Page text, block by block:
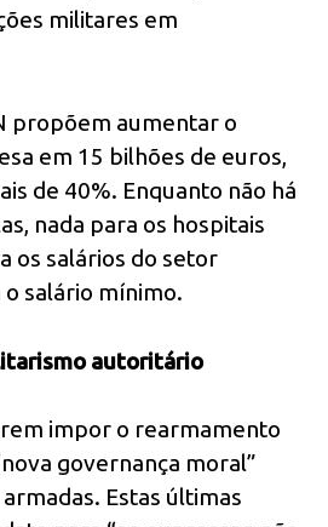
militares em
propõem aumentar o
em 15 bilhões de euros,
de 40%. Enquanto não há
nada para os hospitais
os salários do setor
salário mínimo.
autoritário
impor o rearmamento
governança moral”
Estas últimas